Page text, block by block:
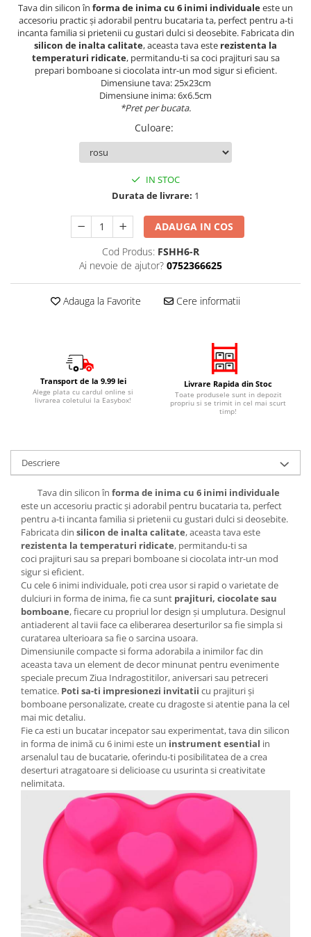
Tava din silicon în forma de inima cu 6 inimi individualeeste un
accesoriu practic și adorabil pentru bucataria ta, perfect pentru a-ti
incanta familia si prietenii cu gustari dulci si deosebite. Fabricata din
silicon de inalta calitate, aceasta tava este rezistenta la
temperaturi ridicate, permitandu-ti sa coci prajituri sau sa
prepari bomboane si ciocolata intr-un mod sigur si eficient.
Dimensiune tava: 25x23cm
Dimensiune inima: 6x6.5cm
*Pret per bucata.
Culoare:
IN STOC
Durata de livrare: 1
ADAUGA IN COS
Cod Produs: FSHH6-R
Ai nevoie de ajutor? 0752366625
Adauga la Favorite Cere informatii
Transport de la 9.99 lei
Alege plata cu cardul online si
livrarea coletului la Easybox!
Livrare Rapida din Stoc
Toate produsele sunt in depozit
propriu si se trimit in cel mai scurt
timp!
Descriere
Tava din silicon în forma de inima cu 6 inimi individuale
este un accesoriu practic și adorabil pentru bucataria ta, perfect
pentru a-ti incanta familia si prietenii cu gustari dulci si deosebite.
Fabricata din silicon de inalta calitate, aceasta tava este
rezistenta la temperaturi ridicate, permitandu-ti sa
coci prajituri sau sa prepari bomboane si ciocolata intr-un mod
sigur si eficient.
Cu cele 6 inimi individuale, poti crea usor si rapid o varietate de
dulciuri in forma de inima, fie ca sunt prajituri, ciocolate sau
bomboane, fiecare cu propriul lor design și umplutura. Designul
antiaderent al tavii face ca eliberarea deserturilor sa fie simpla si
curatarea ulterioara sa fie o sarcina usoara.
Dimensiunile compacte si forma adorabila a inimilor fac din
aceasta tava un element de decor minunat pentru evenimente
speciale precum Ziua Indragostitilor, aniversari sau petreceri
tematice. Poti sa-ti impresionezi invitatii cu prajituri și
bomboane personalizate, create cu dragoste si atentie pana la cel
mai mic detaliu.
Fie ca esti un bucatar incepator sau experimentat, tava din silicon
in forma de inimă cu 6 inimi este un instrument esential in
arsenalul tau de bucatarie, oferindu-ti posibilitatea de a crea
deserturi atragatoare si delicioase cu usurinta si creativitate
nelimitata.